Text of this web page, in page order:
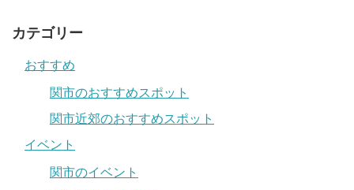
カテゴリー
おすすめ
関市のおすすめスポット
関市近郊のおすすめスポット
イベント
関市のイベント